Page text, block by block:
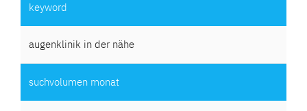
augenklinik in der nähe